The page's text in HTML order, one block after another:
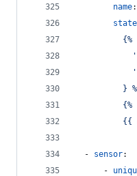
name:
state
{%
}
{%
{{
  -
sensor:
      -